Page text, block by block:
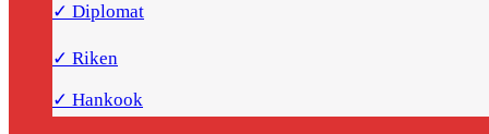
✓ Diplomat
✓ Riken
✓ Hankook